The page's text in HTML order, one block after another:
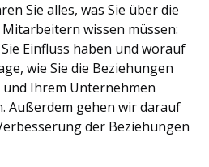
Sie alles, was Sie über die
wissen müssen:
Einfluss haben und worauf
wie Sie die Beziehungen
Ihrem Unternehmen
Außerdem gehen wir darauf
der Beziehungen